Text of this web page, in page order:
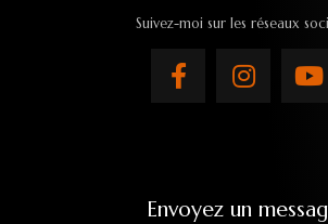
Suivez-moi sur les réseaux
Envoyez un